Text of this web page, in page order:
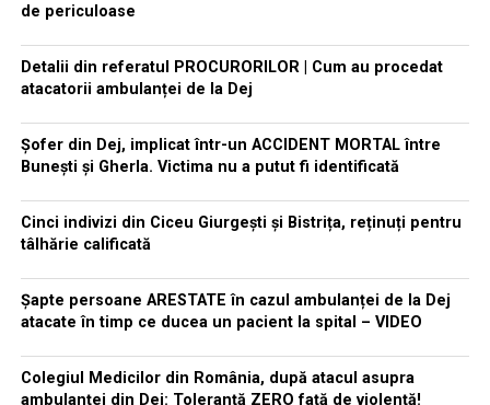
de periculoase
Detalii din referatul PROCURORILOR | Cum au procedat
atacatorii ambulanței de la Dej
Șofer din Dej, implicat într-un ACCIDENT MORTAL între
Bunești și Gherla. Victima nu a putut fi identificată
Cinci indivizi din Ciceu Giurgești și Bistrița, reținuți pentru
tâlhărie calificată
Șapte persoane ARESTATE în cazul ambulanței de la Dej
atacate în timp ce ducea un pacient la spital – VIDEO
Colegiul Medicilor din România, după atacul asupra
ambulanței din Dej: Toleranță ZERO față de violență!